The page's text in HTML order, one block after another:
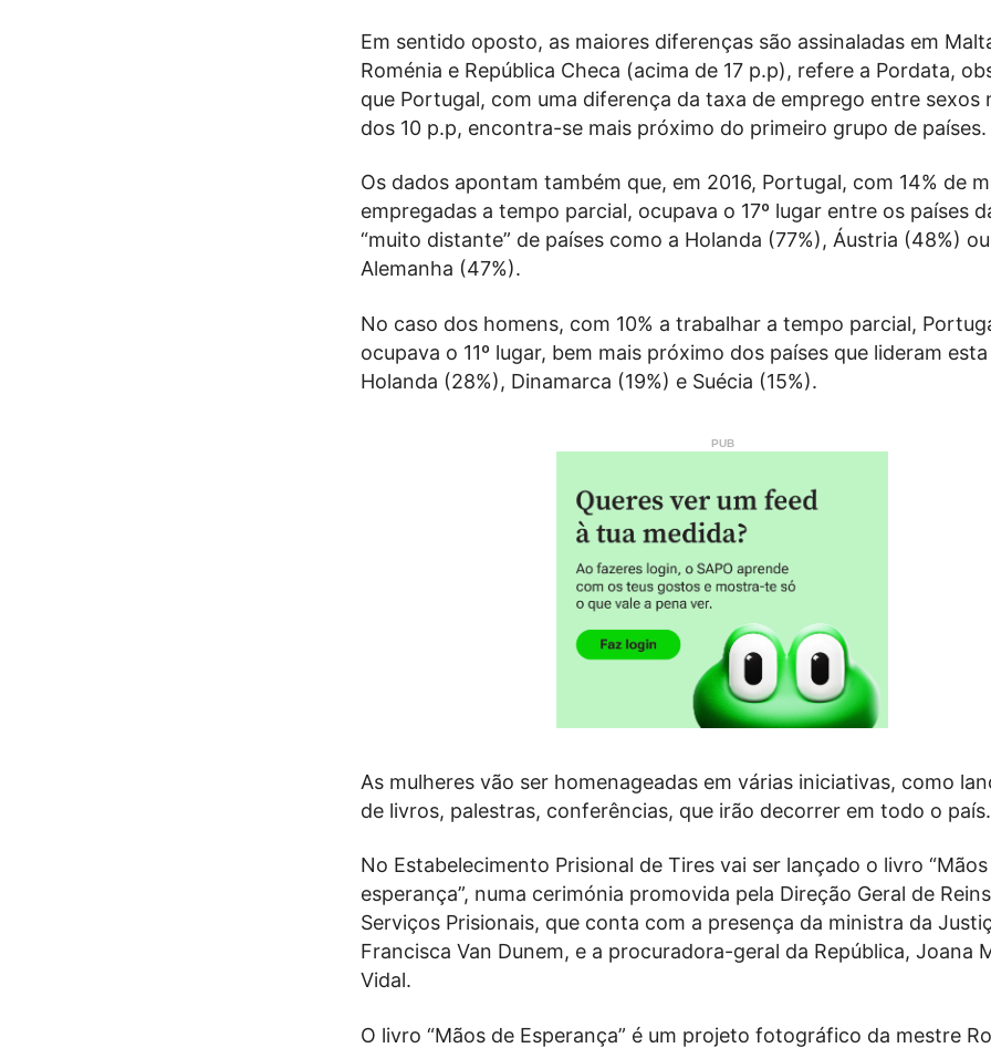
Em sentido oposto, as maiores diferenças são assinaladas em
Roménia e República Checa (acima de 17 p.p), refere a Pordata,
que Portugal, com uma diferença da taxa de emprego entre sexos
dos 10 p.p, encontra-se mais próximo do primeiro grupo de países.
Os dados apontam também que, em 2016, Portugal, com 14% de
empregadas a tempo parcial, ocupava o 17º lugar entre os países
“muito distante” de países como a Holanda (77%), Áustria (48%) ou
Alemanha (47%).
No caso dos homens, com 10% a trabalhar a tempo parcial,
ocupava o 11º lugar, bem mais próximo dos países que lideram
Holanda (28%), Dinamarca (19%) e Suécia (15%).
As mulheres vão ser homenageadas em várias iniciativas, como
de livros, palestras, conferências, que irão decorrer em todo o país.
No Estabelecimento Prisional de Tires vai ser lançado o livro
esperança”, numa cerimónia promovida pela Direção Geral de
Serviços Prisionais, que conta com a presença da ministra da
Francisca Van Dunem, e a procuradora-geral da República, Joana
Vidal.
O livro “Mãos de Esperança” é um projeto fotográfico da mestre